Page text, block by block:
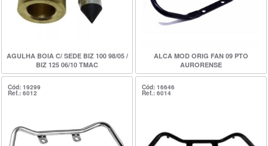
AGULHA BOIA C/ SEDE BIZ 100 98/05 /
BIZ 125 06/10 TMAC
ALCA MOD ORIG FAN 09 PTO
AURORENSE
Cód: 19299
Ref.: 6012
Cód: 16646
Ref.: 6014